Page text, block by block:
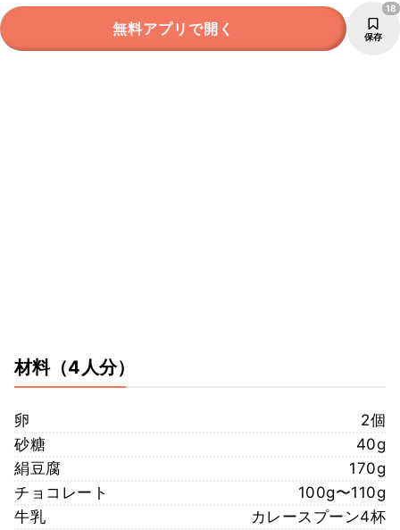
無料アプリで開く 保存
18
材料（4人分）
卵
2個
砂糖
40g
絹豆腐
170g
チョコレート
100g〜110g
牛乳
カレースプーン4杯